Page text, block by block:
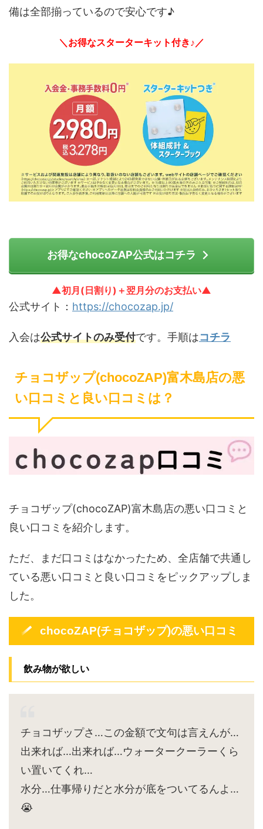
備は全部揃っているので安心です♪
＼お得なスターターキット付き♪／
お得なchocoZAP公式はコチラ
▲初月(日割り)＋翌月分のお支払い▲
公式サイト： https://chocozap.jp/
入会は公式サイトのみ受付です。手順はコチラ
チョコザップ(chocoZAP)富木島店の悪
い口コミと良い口コミは？
チョコザップ(chocoZAP)富木島店の悪い口コミと
良い口コミを紹介します。
ただ、まだ口コミはなかったため、全店舗で共通し
ている悪い口コミと良い口コミをピックアップしま
した。
chocoZAP(チョコザップ)の悪い口コミ
飲み物が欲しい
チョコザップさ…この金額で文句は言えんが…
出来れば…出来れば…ウォータークーラーくら
い置いてくれ…
水分…仕事帰りだと水分が底をついてるんよ…
😭